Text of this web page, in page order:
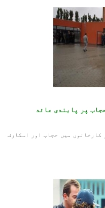
پر پابندی عائد
کارخانوں میں حجاب اور اسكارف